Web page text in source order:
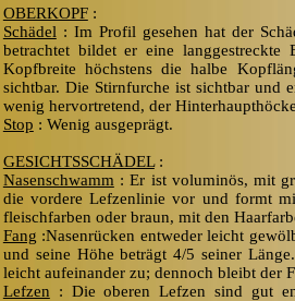
OBERKOPF:
Schädel : Im Profil gesehen hat der
betrachtet bildet er eine langgestreckte
Kopfbreite höchstens die halbe
sichtbar. Die Stirnfurche ist sichtbar und
wenig hervortretend, der
Stop : Wenig ausgeprägt.
GESICHTSSCHÄDEL:
Nasenschwamm : Er ist voluminös, mit
die vordere Lefzenlinie vor und formt
fleischfarben oder braun, mit den
Fang :Nasenrücken entweder leicht
und seine Höhe beträgt 4/5 seiner
leicht aufeinander zu; dennoch bleibt der
Lefzen : Die oberen Lefzen sind gut